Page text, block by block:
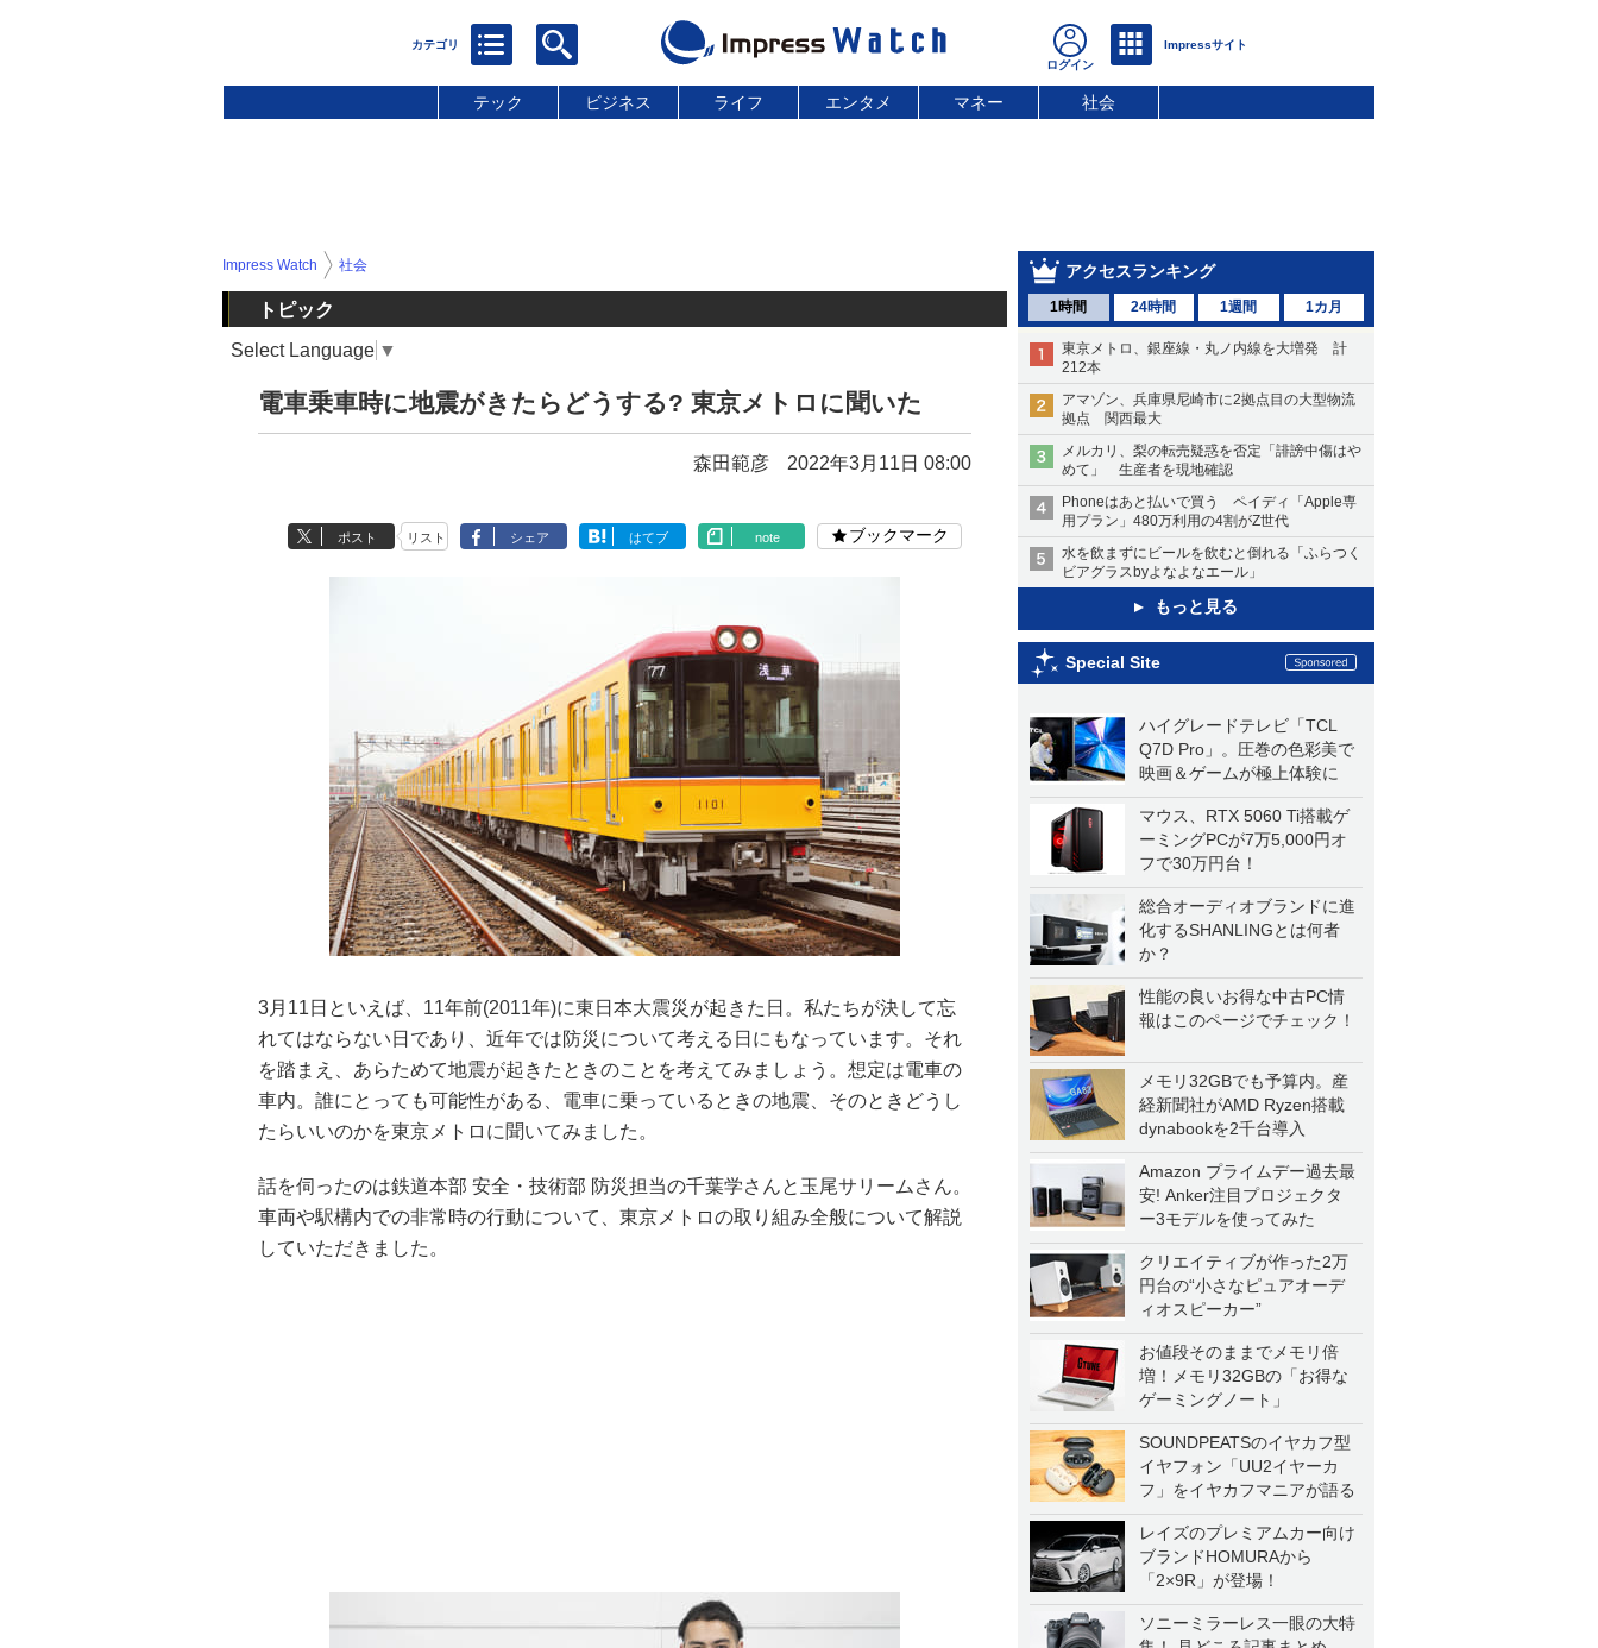
テック ビジネス ライフ エンタメ マネー 社会
アクセスランキング
1時間 24時間 1週間 1カ月
東京メトロ、銀座線・丸ノ内線を大増発 計
212本
アマゾン、兵庫県尼崎市に2拠点目の大型物流
拠点 関西最大
メルカリ、梨の転売疑惑を否定「誹謗中傷はや
めて」 生産者を現地確認
Phoneはあと払いで買う ペイディ「Apple専
用プラン」480万利用の4割がZ世代
水を飲まずにビールを飲むと倒れる「ふらつく
ビアグラスbyよなよなエール」
もっと見る
Special Site
ハイグレードテレビ「TCL
Q7D Pro」。圧巻の色彩美で
映画＆ゲームが極上体験に
マウス、RTX 5060 Ti搭載ゲ
ーミングPCが7万5,000円オ
フで30万円台！
総合オーディオブランドに進
化するSHANLINGとは何者
か？
性能の良いお得な中古PC情
報はこのページでチェック！
メモリ32GBでも予算内。産
経新聞社がAMD Ryzen搭載
dynabookを2千台導入
Amazon プライムデー過去最
安! Anker注目プロジェクタ
ー3モデルを使ってみた
クリエイティブが作った2万
円台の“小さなピュアオーデ
ィオスピーカー”
お値段そのままでメモリ倍
増！メモリ32GBの「お得な
ゲーミングノート」
SOUNDPEATSのイヤカフ型
イヤフォン「UU2イヤーカ
フ」をイヤカフマニアが語る
レイズのプレミアムカー向け
ブランドHOMURAから
「2×9R」が登場！
ソニーミラーレス一眼の大特
Impress Watch 社会
トピック
Select Language ▼
電車乗車時に地震がきたらどうする? 東京メトロに聞いた
森田範彦 2022年3月11日 08:00
ポスト リスト シェア はてブ note ブックマーク
3月11日といえば、11年前(2011年)に東日本大震災が起きた日。私たちが決して忘
れてはならない日であり、近年では防災について考える日にもなっています。それ
を踏まえ、あらためて地震が起きたときのことを考えてみましょう。想定は電車の
車内。誰にとっても可能性がある、電車に乗っているときの地震、そのときどうし
たらいいのかを東京メトロに聞いてみました。
話を伺ったのは鉄道本部 安全・技術部 防災担当の千葉学さんと玉尾サリームさん。
車両や駅構内での非常時の行動について、東京メトロの取り組み全般について解説
していただきました。